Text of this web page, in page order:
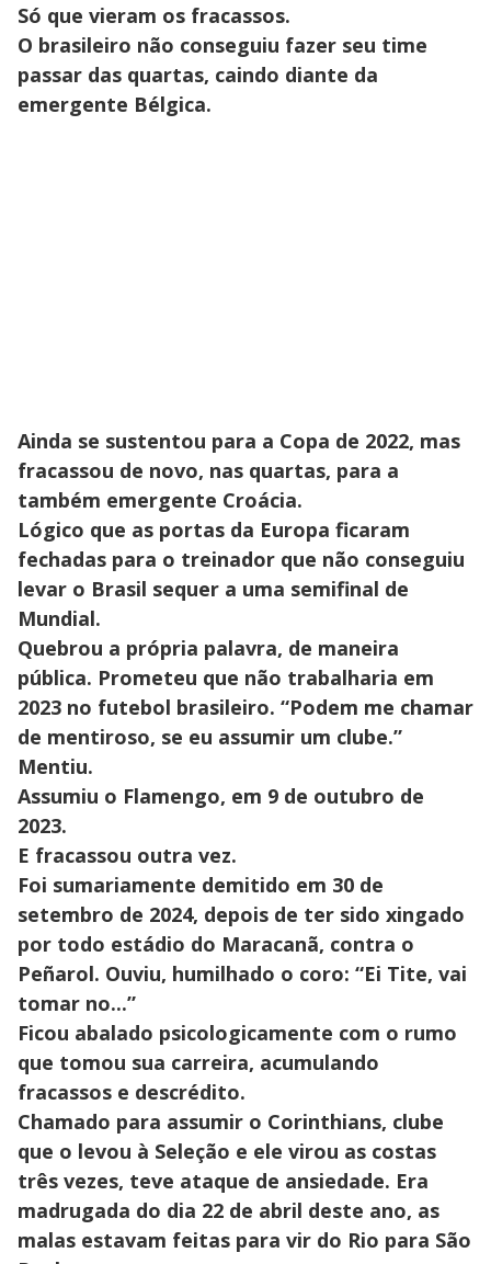
Só que vieram os fracassos.
O brasileiro não conseguiu fazer seu time
passar das quartas, caindo diante da
emergente Bélgica.
Ainda se sustentou para a Copa de 2022, mas
fracassou de novo, nas quartas, para a
também emergente Croácia.
Lógico que as portas da Europa ficaram
fechadas para o treinador que não conseguiu
levar o Brasil sequer a uma semifinal de
Mundial.
Quebrou a própria palavra, de maneira
pública. Prometeu que não trabalharia em
2023 no futebol brasileiro. “Podem me chamar
de mentiroso, se eu assumir um clube.”
Mentiu.
Assumiu o Flamengo, em 9 de outubro de
2023.
E fracassou outra vez.
Foi sumariamente demitido em 30 de
setembro de 2024, depois de ter sido xingado
por todo estádio do Maracanã, contra o
Peñarol. Ouviu, humilhado o coro: “Ei Tite, vai
tomar no...”
Ficou abalado psicologicamente com o rumo
que tomou sua carreira, acumulando
fracassos e descrédito.
Chamado para assumir o Corinthians, clube
que o levou à Seleção e ele virou as costas
três vezes, teve ataque de ansiedade. Era
madrugada do dia 22 de abril deste ano, as
malas estavam feitas para vir do Rio para São